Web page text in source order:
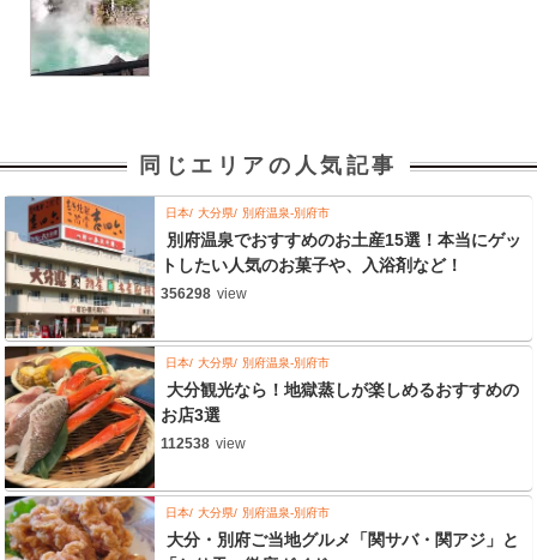
同じエリアの人気記事
日本 大分県 別府温泉-別府市
別府温泉でおすすめのお土産15選！本当にゲッ
トしたい人気のお菓子や、入浴剤など！
356298 view
日本 大分県 別府温泉-別府市
大分観光なら！地獄蒸しが楽しめるおすすめの
お店3選
112538 view
日本 大分県 別府温泉-別府市
大分・別府ご当地グルメ「関サバ・関アジ」と